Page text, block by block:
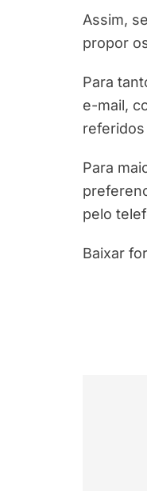
Assim,
propor
Para
e-mail,
Para
pelo
Baixar